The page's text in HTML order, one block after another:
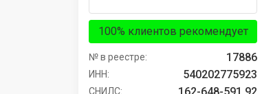
100% клиентов рекомендует
№ в реестре: 17886
ИНН: 540202775923
СНИЛС: 162-648-591 92